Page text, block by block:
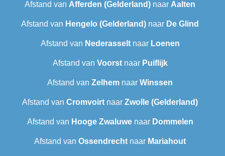
Afstand van Afferden (Gelderland) naar Aalten
Afstand van Hengelo (Gelderland) naar De Glind
Afstand van Nederasseltnaar Loenen
Afstand van Voorstnaar Puiflijk
Afstand van Zelhem naar Winssen
Afstand van Cromvoirt naar Zwolle (Gelderland)
Afstand van Hooge Zwaluwenaar Dommelen
Afstand van Ossendrecht naar Mariahout